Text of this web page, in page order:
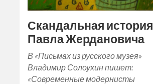
Скандальная история
Павла Жердановича
В «Письмах из русского музея»
Владимир Солоухин пишет:
«Современные модернисты